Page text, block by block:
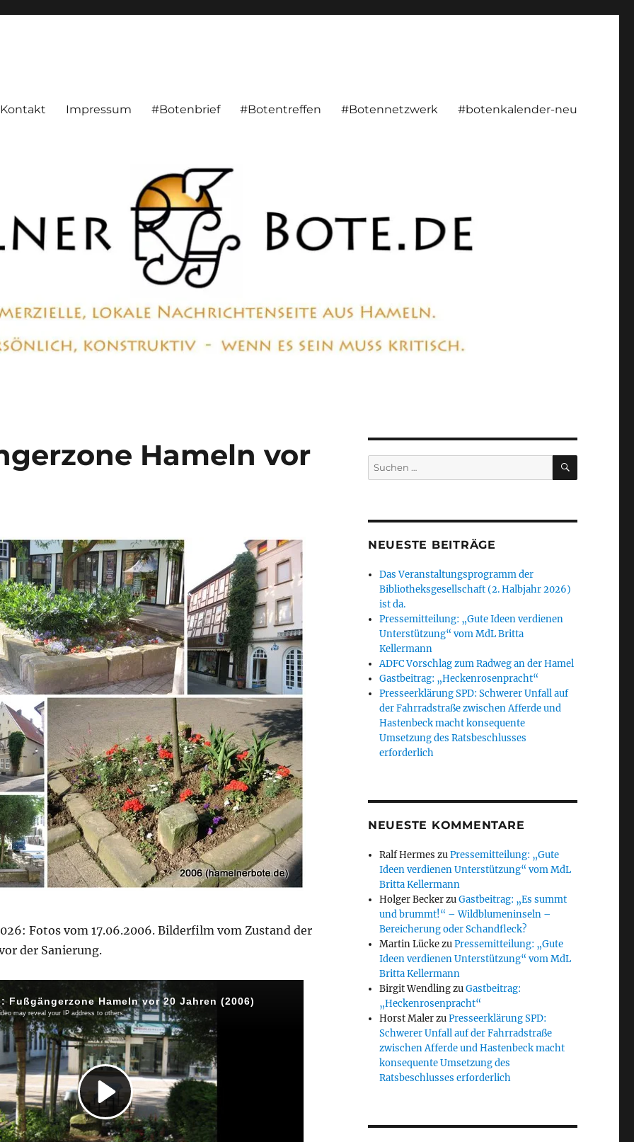
Kontakt Impressum #Botenbrief #Botentreffen #Botennetzwerk #botenkalender-neu
Hameln vor
Fotos vom 17.06.2006. Bilderfilm vom Zustand der
der Sanierung.
Suchen
nach:
SUCHEN
NEUESTE BEITRÄGE
Das Veranstaltungsprogramm der
Bibliotheksgesellschaft (2. Halbjahr 2026)
ist da.
Pressemitteilung: „Gute Ideen verdienen
Unterstützung“ vom MdL Britta
Kellermann
ADFC Vorschlag zum Radweg an der Hamel
Gastbeitrag: „Heckenrosenpracht“
Presseerklärung SPD: Schwerer Unfall auf
der Fahrradstraße zwischen Afferde und
Hastenbeck macht konsequente
Umsetzung des Ratsbeschlusses
erforderlich
NEUESTE KOMMENTARE
Ralf Hermes zuPressemitteilung: „Gute
Ideen verdienen Unterstützung“ vom MdL
Britta Kellermann
Holger BeckerzuGastbeitrag: „Es summt
und brummt!“ – Wildblumeninseln –
Bereicherung oder Schandfleck?
Martin LückezuPressemitteilung: „Gute
Ideen verdienen Unterstützung“ vom MdL
Britta Kellermann
Birgit WendlingzuGastbeitrag:
„Heckenrosenpracht“
Horst MalerzuPresseerklärung SPD:
Schwerer Unfall auf der Fahrradstraße
zwischen Afferde und Hastenbeck macht
konsequente Umsetzung des
Ratsbeschlusses erforderlich